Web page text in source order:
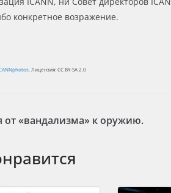
конкретное возражение.
. Лицензия: CC BY-SA 2.0
от «вандализма» к оружию.